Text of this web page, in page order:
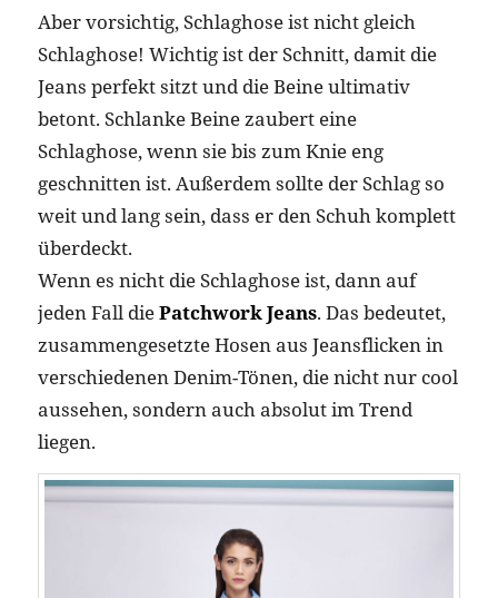
Aber vorsichtig, Schlaghose ist nicht gleich
Schlaghose! Wichtig ist der Schnitt, damit die
Jeans perfekt sitzt und die Beine ultimativ
betont. Schlanke Beine zaubert eine
Schlaghose, wenn sie bis zum Knie eng
geschnitten ist. Außerdem sollte der Schlag so
weit und lang sein, dass er den Schuh komplett
überdeckt.
Wenn es nicht die Schlaghose ist, dann auf
jeden Fall diePatchwork Jeans. Das bedeutet,
zusammengesetzte Hosen aus Jeansflicken in
verschiedenen Denim-Tönen, die nicht nur cool
aussehen, sondern auch absolut im Trend
liegen.